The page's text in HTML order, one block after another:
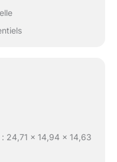
24,71 x 14,94 x 14,63